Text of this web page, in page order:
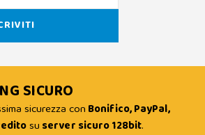
SICURO
sicurezza con Bonifico, PayPal,
su server sicuro 128bit.